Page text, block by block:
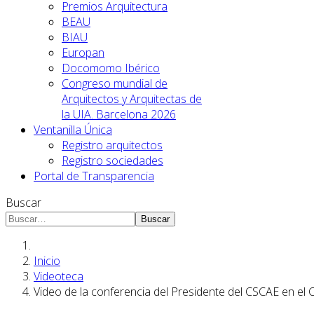
Premios Arquitectura
BEAU
BIAU
Europan
Docomomo Ibérico
Congreso mundial de
Arquitectos y Arquitectas de
la UIA. Barcelona 2026
Ventanilla Única
Registro arquitectos
Registro sociedades
Portal de Transparencia
Buscar
Buscar
Inicio
Videoteca
Video de la conferencia del Presidente del CSCAE en el